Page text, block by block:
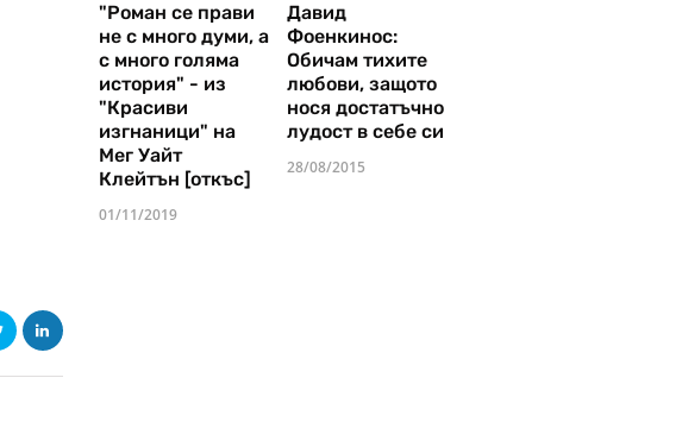
"Роман се прави
не с много думи, а
с много голяма
история" - из
"Красиви
изгнаници" на
Мег Уайт
Клейтън [откъс]
01/11/2019
Давид
Фоенкинос:
Обичам тихите
любови, защото
нося достатъчно
лудост в себе си
28/08/2015